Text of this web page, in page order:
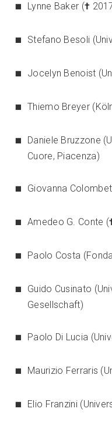
Lynne Baker (†
Stefano Besoli
Jocelyn Benoist
Thiemo Breyer
Daniele Bruzzone
Cuore, Piacenza)
Giovanna
Amedeo G. Conte (
Paolo Costa
Guido Cusinato
Gesellschaft)
Paolo Di Lucia
Maurizio Ferraris
Elio Franzini